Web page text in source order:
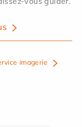
imagerie